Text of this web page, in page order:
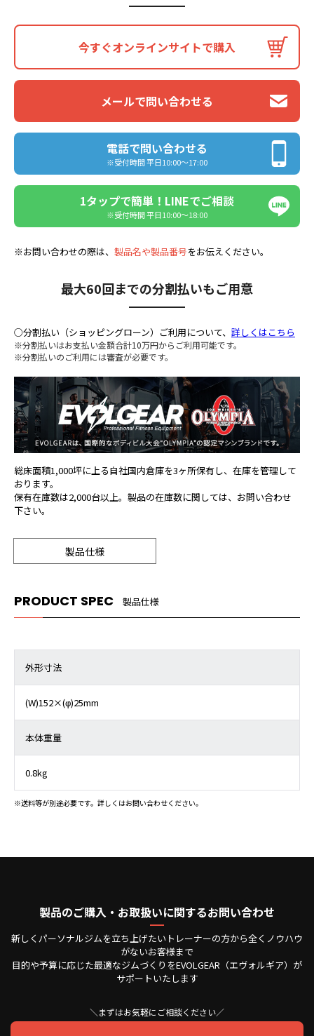
今すぐオンラインサイトで購入
メールで問い合わせる
電話で問い合わせる
※受付時間 平日10:00〜17:00
1タップで簡単！LINEでご相談
※受付時間 平日10:00〜18:00
※お問い合わせの際は、 製品名や製品番号をお伝えください。
最大60回までの分割払いもご用意
○分割払い（ショッピングローン）ご利用について、 詳しくはこちら
※分割払いはお支払い金額合計10万円からご利用可能です。
※分割払いのご利用には審査が必要です。
総床面積1,000坪に上る自社国内倉庫を3ヶ所保有し、在庫を管理して
おります。
保有在庫数は2,000台以上。製品の在庫数に関しては、お問い合わせ
下さい。
製品仕様
PRODUCT SPEC 製品仕様
外形寸法
(W)152×(φ)25mm
本体重量
0.8kg
※送料等が別途必要です。詳しくはお問い合わせください。
製品のご購入・お取扱いに関するお問い合わせ
新しくパーソナルジムを立ち上げたいトレーナーの方から全くノウハウ
がないお客様まで
目的や予算に応じた最適なジムづくりをEVOLGEAR（エヴォルギア）が
サポートいたします
＼まずはお気軽にご相談ください／